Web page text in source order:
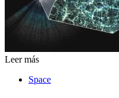
Leer más
Space